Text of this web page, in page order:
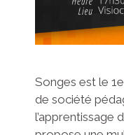
Songes est le
de société
l’apprentissage